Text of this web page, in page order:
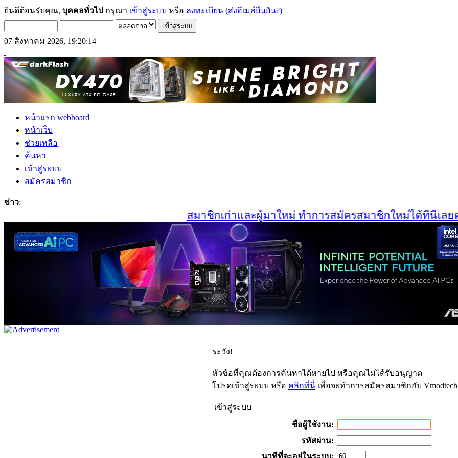
ยินดีต้อนรับคุณ, บุคคลทั่วไป กรุณา เข้าสู่ระบบ หรือ ลงทะเบียน (ส่งอีเมล์ยืนยัน?)
07 สิงหาคม 2026, 19:20:14
หน้าแรก webboard
หน้าเว็บ
ช่วยเหลือ
ค้นหา
เข้าสู่ระบบ
สมัครสมาชิก
ข่าว:
สมาชิกเก่าและผู้มาใหม่ ทำการสมัครสมาชิกใหม่ได้ที่นี่เลยครั
ระวัง!
หัวข้อที่คุณต้องการค้นหาได้หายไป หรือคุณไม่ได้รับอนุญาต
โปรดเข้าสู่ระบบ หรือ คลิกที่นี่เพื่อจะทำการสมัครสมาชิกกับ
เข้าสู่ระบบ
ชื่อผู้ใช้งาน:
รหัสผ่าน:
นาทีที่จะอยู่ในระบบ: